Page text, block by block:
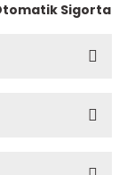
Sigorta